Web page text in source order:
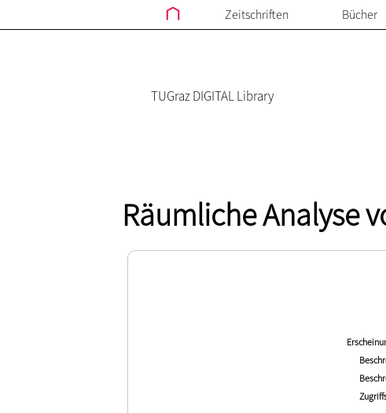
Zeitschriften Bücher
TUGraz DIGITAL Library
Räumliche Analyse